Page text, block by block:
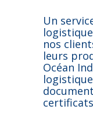
Un
nos
leurs
Océan